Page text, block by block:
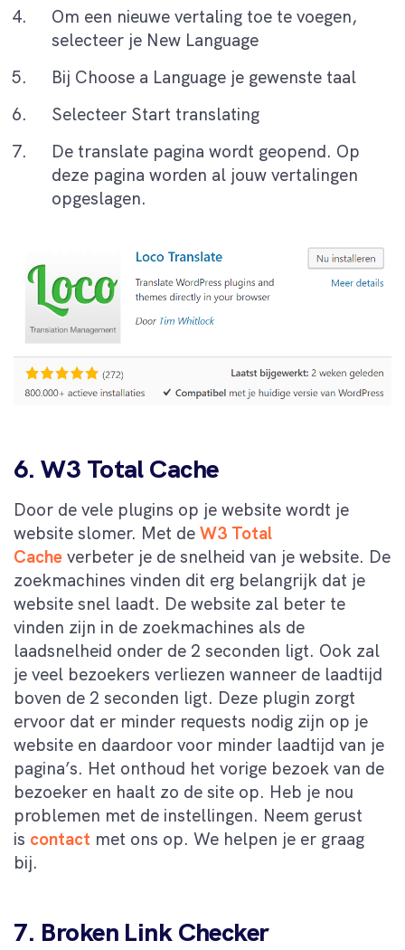
Om een nieuwe vertaling toe te voegen,
selecteer je New Language
Bij Choose a Language je gewenste taal
Selecteer Start translating
De translate pagina wordt geopend. Op
deze pagina worden al jouw vertalingen
opgeslagen.
6. W3 Total Cache
Door de vele plugins op je website wordt je
website slomer. Met de W3 Total
Cache verbeter je de snelheid van je website. De
zoekmachines vinden dit erg belangrijk dat je
website snel laadt. De website zal beter te
vinden zijn in de zoekmachines als de
laadsnelheid onder de 2 seconden ligt. Ook zal
je veel bezoekers verliezen wanneer de laadtijd
boven de 2 seconden ligt. Deze plugin zorgt
ervoor dat er minder requests nodig zijn op je
website en daardoor voor minder laadtijd van je
pagina’s. Het onthoud het vorige bezoek van de
bezoeker en haalt zo de site op. Heb je nou
problemen met de instellingen. Neem gerust
is contact met ons op. We helpen je er graag
bij.
7. Broken Link Checker